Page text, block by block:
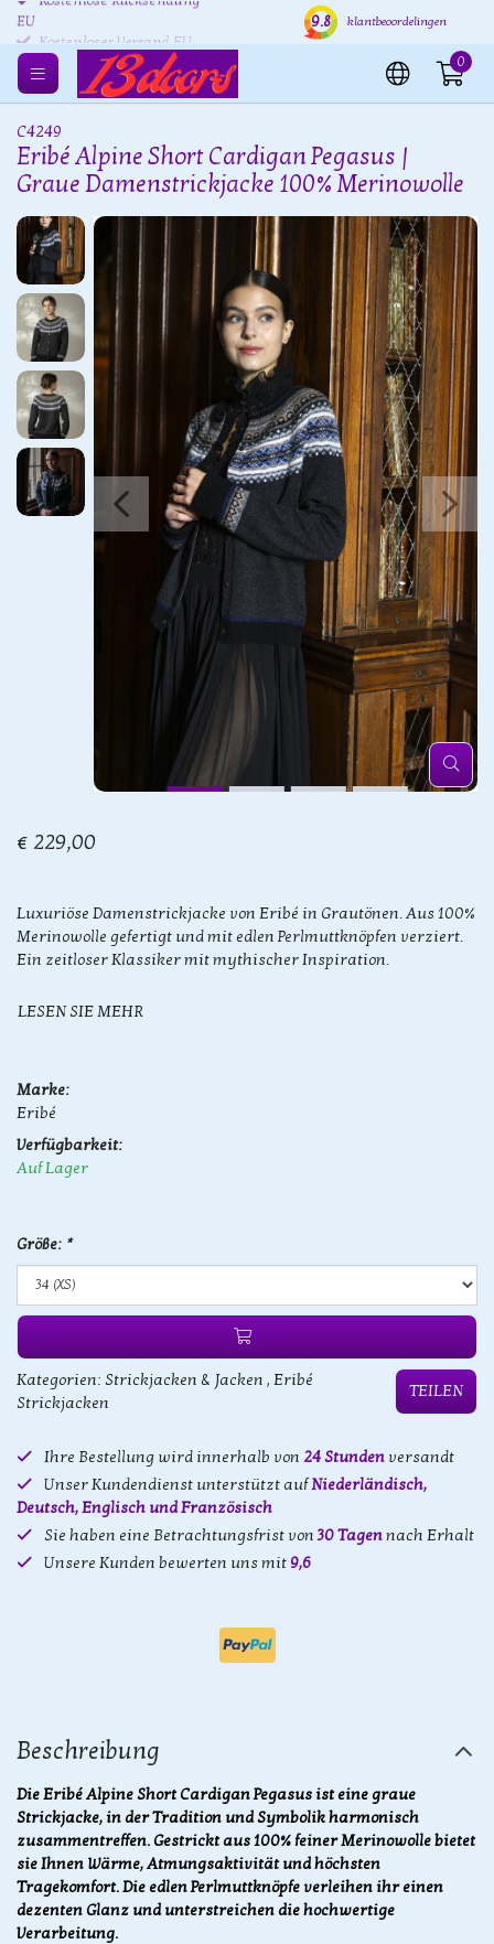
Kostenlose Rücksendung
EU
Versand innerhalb von 24
9.8 klantbeoordelingen
0
C4249
Eribé Alpine Short Cardigan Pegasus |
Graue Damenstrickjacke 100% Merinowolle
€ 229,00
Luxuriöse Damenstrickjacke von Eribé in Grautönen. Aus 100%
Merinowolle gefertigt und mit edlen Perlmuttknöpfen verziert.
Ein zeitloser Klassiker mit mythischer Inspiration.
LESEN SIE MEHR
Marke:
Eribé
Verfügbarkeit:
Auf Lager
Größe: *
Kategorien: Strickjacken & Jacken , Eribé
Strickjacken
TEILEN
Ihre Bestellung wird innerhalb von 24 Stunden versandt
Unser Kundendienst unterstützt aufNiederländisch,
Deutsch, Englisch und Französisch
Sie haben eine Betrachtungsfrist von30 Tagennach Erhalt
Unsere Kunden bewerten uns mit 9,6
Beschreibung
Die Eribé Alpine Short Cardigan Pegasus ist eine graue
Strickjacke, in der Tradition und Symbolik harmonisch
zusammentreffen. Gestrickt aus 100% feiner Merinowolle bietet
sie Ihnen Wärme, Atmungsaktivität und höchsten
Tragekomfort. Die edlen Perlmuttknöpfe verleihen ihr einen
dezenten Glanz und unterstreichen die hochwertige
Verarbeitung.